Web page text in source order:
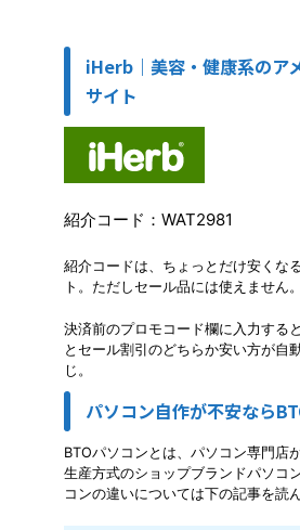
iHerb｜美容・健康系のア
サイト
紹介コード：WAT2981
紹介コードは、ちょっとだけ安くな
ト。ただしセール品には使えません。
決済前のプロモコード欄に入力する
とセール割引のどちらか安い方が自
じ。
パソコン自作が不安なら
BTOパソコンとは、パソコン専門店
生産方式のショップブランドパソコ
コンの違いについては下の記事を読ん